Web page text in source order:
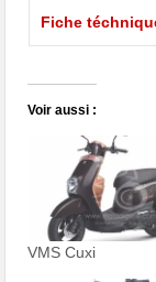
Fiche
Voir aussi :
VMS Cuxi